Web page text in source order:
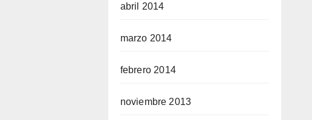
abril 2014
marzo 2014
febrero 2014
noviembre 2013